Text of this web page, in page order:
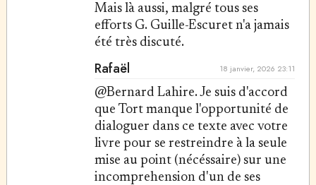
Mais là aussi, malgré tous ses
efforts G. Guille-Escuret n'a jamais
été très discuté.
Rafaël 18 janvier, 2026 23:11
@Bernard Lahire. Je suis d'accord
que Tort manque l'opportunité de
dialoguer dans ce texte avec votre
livre pour se restreindre à la seule
mise au point (nécéssaire) sur une
incomprehension d'un de ses